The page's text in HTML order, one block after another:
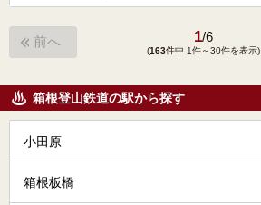
前へ 1/6
(163件中 1件～30件を表示)
箱根登山鉄道の駅から探す
小田原
箱根板橋